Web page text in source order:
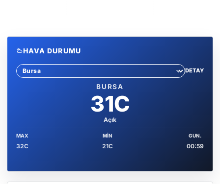
HAVA DURUMU
Sehir sec
DETAY
BURSA
31C
Açık
MAX
32C
MIN
21C
GUN.
00:59